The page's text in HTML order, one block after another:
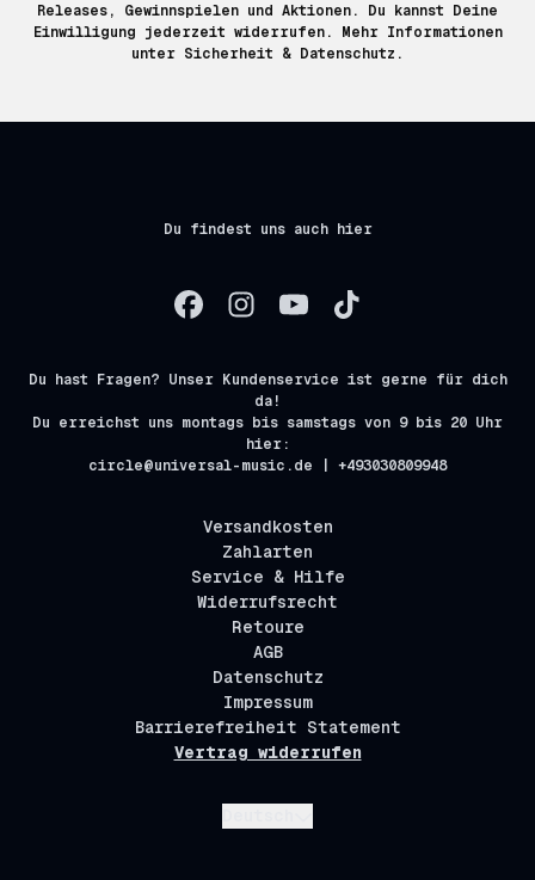
Releases, Gewinnspielen und Aktionen. Du kannst Deine
Einwilligung jederzeit widerrufen. Mehr Informationen
unter Sicherheit & Datenschutz.
Du findest uns auch hier
Du hast Fragen? Unser Kundenservice ist gerne für dich
da!
Du erreichst uns montags bis samstags von 9 bis 20 Uhr
hier:
circle@universal-music.de | +493030809948
Versandkosten
Zahlarten
Service & Hilfe
Widerrufsrecht
Retoure
AGB
Datenschutz
Impressum
Barrierefreiheit Statement
Vertrag widerrufen